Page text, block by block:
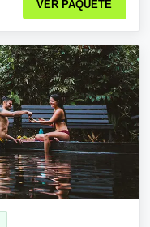
VER PAQUETE